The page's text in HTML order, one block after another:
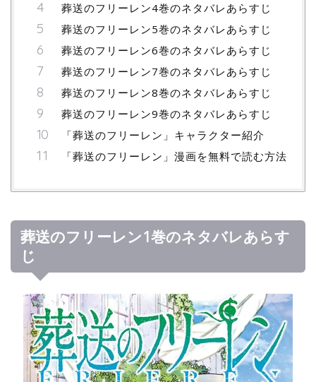
葬送のフリーレン4巻のネタバレあらすじ
葬送のフリーレン5巻のネタバレあらすじ
葬送のフリーレン6巻のネタバレあらすじ
葬送のフリーレン7巻のネタバレあらすじ
葬送のフリーレン8巻のネタバレあらすじ
葬送のフリーレン9巻のネタバレあらすじ
「葬送のフリーレン」キャラクター紹介
「葬送のフリーレン」漫画を無料で読む方法
葬送のフリーレン1巻のネタバレあらす
じ